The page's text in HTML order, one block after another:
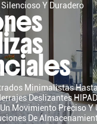
Y Duradero
Minimalistas
Deslizantes
Movimiento Preciso Y
De